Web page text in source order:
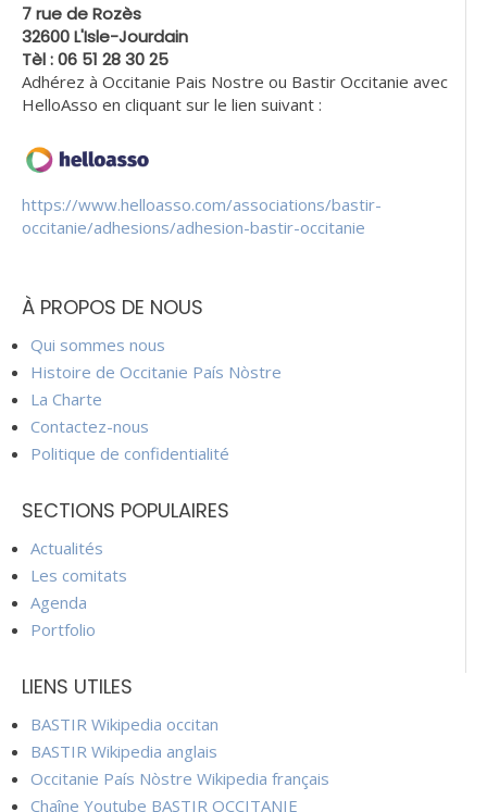
7 rue de Rozès
32600 L'Isle-Jourdain
Tèl : 06 51 28 30 25
Adhérez à Occitanie Pais Nostre ou Bastir Occitanie avec
HelloAsso en cliquant sur le lien suivant :
https://www.helloasso.com/associations/bastir-
occitanie/adhesions/adhesion-bastir-occitanie
À PROPOS DE NOUS
Qui sommes nous
Histoire de Occitanie País Nòstre
La Charte
Contactez-nous
Politique de confidentialité
SECTIONS POPULAIRES
Actualités
Les comitats
Agenda
Portfolio
LIENS UTILES
BASTIR Wikipedia occitan
BASTIR Wikipedia anglais
Occitanie País Nòstre Wikipedia français
Chaîne Youtube BASTIR OCCITANIE